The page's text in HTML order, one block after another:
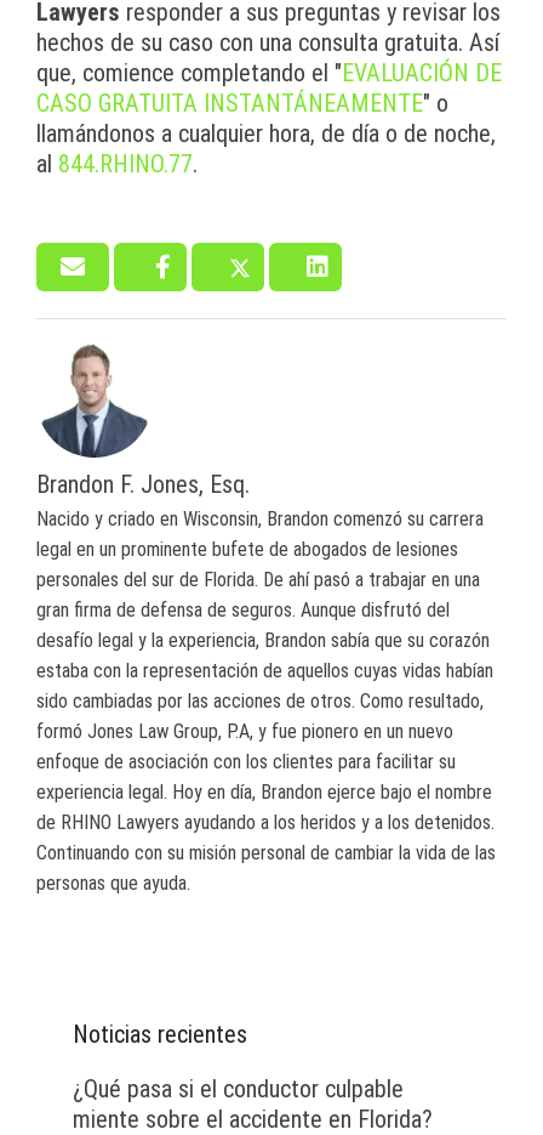
Lawyers responder a sus preguntas y revisar los
hechos de su caso con una consulta gratuita. Así
que, comience completando el "EVALUACIÓN DE
CASO GRATUITA INSTANTÁNEAMENTE" o
llamándonos a cualquier hora, de día o de noche,
al 844.RHINO.77.
Brandon F. Jones, Esq.
Nacido y criado en Wisconsin, Brandon comenzó su carrera
legal en un prominente bufete de abogados de lesiones
personales del sur de Florida. De ahí pasó a trabajar en una
gran firma de defensa de seguros. Aunque disfrutó del
desafío legal y la experiencia, Brandon sabía que su corazón
estaba con la representación de aquellos cuyas vidas habían
sido cambiadas por las acciones de otros. Como resultado,
formó Jones Law Group, P.A, y fue pionero en un nuevo
enfoque de asociación con los clientes para facilitar su
experiencia legal. Hoy en día, Brandon ejerce bajo el nombre
de RHINO Lawyers ayudando a los heridos y a los detenidos.
Continuando con su misión personal de cambiar la vida de las
personas que ayuda.
Noticias recientes
¿Qué pasa si el conductor culpable
miente sobre el accidente en Florida?